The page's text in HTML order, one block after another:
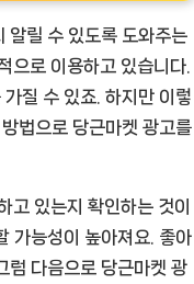
알릴 수 있도록 도와주는
으로 이용하고 있습니다.
질 수 있죠. 하지만 이렇
법으로 당근마켓 광고를
고 있는지 확인하는 것이
가능성이 높아져요. 좋아
럼 다음으로 당근마켓 광